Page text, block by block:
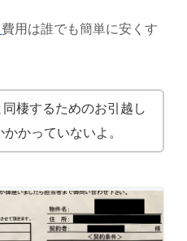
費用は誰でも簡単に安くす
棲するためのお引越し
かっていないよ。